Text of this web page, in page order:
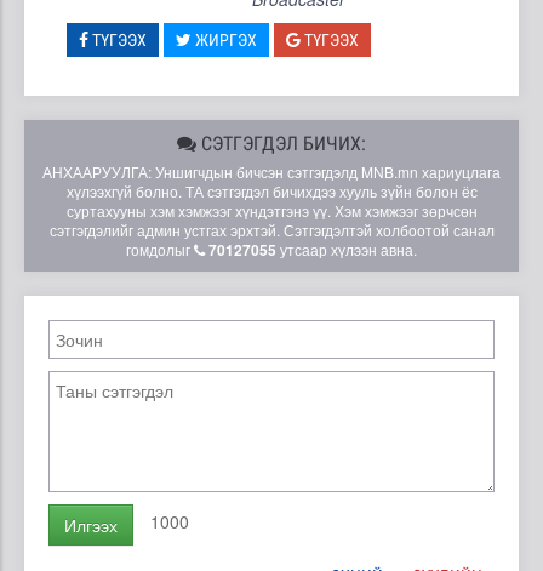
ТҮГЭЭХ ЖИРГЭХ ТҮГЭЭХ
СЭТГЭГДЭЛ БИЧИХ:
АНХААРУУЛГА: Уншигчдын бичсэн сэтгэгдэлд MNB.mn хариуцлага
хүлээхгүй болно. ТА сэтгэгдэл бичихдээ хууль зүйн болон ёс
суртахууны хэм хэмжээг хүндэтгэнэ үү. Хэм хэмжээг зөрчсөн
сэтгэгдэлийг админ устгах эрхтэй. Сэтгэгдэлтэй холбоотой санал
гомдолыг
70127055 утсаар хүлээн авна.
Илгээх 1000